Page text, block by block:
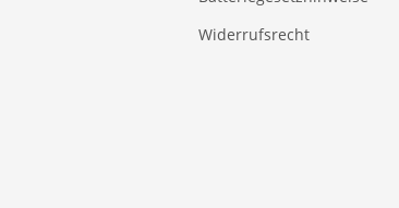
Widerrufsrecht